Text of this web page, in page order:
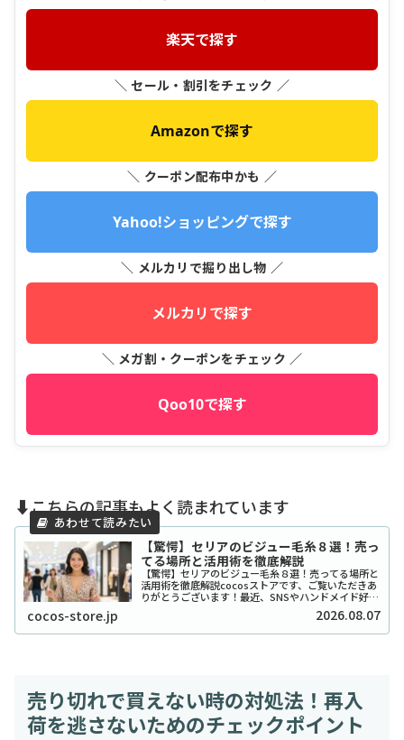
楽天で探す
＼ セール・割引をチェック ／
Amazonで探す
＼ クーポン配布中かも ／
Yahoo!ショッピングで探す
＼ メルカリで掘り出し物 ／
メルカリで探す
＼ メガ割・クーポンをチェック ／
Qoo10で探す
⬇️こちらの記事もよく読まれています
【驚愕】セリアのビジュー毛糸８選！売っ
てる場所と活用術を徹底解説
【驚愕】セリアのビジュー毛糸８選！売ってる場所と
活用術を徹底解説cocosストアです、ご覧いただきあ
りがとうございます！最近、SNSやハンドメイド好き
の間で「宝石みたいで可愛い！」と話題沸騰中の、セ
リアのビジュー系毛糸をご存知ですか？キラキ...
cocos-store.jp 2026.08.07
売り切れで買えない時の対処法！再入
荷を逃さないためのチェックポイント